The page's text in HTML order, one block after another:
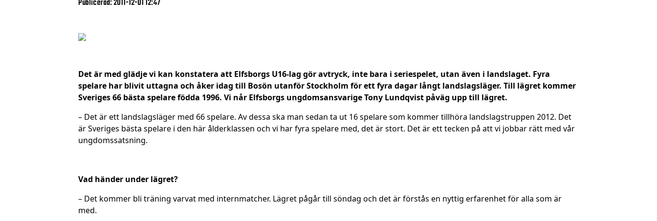
Publicerad: 2011-12-01 12:47
Det är med glädje vi kan konstatera att Elfsborgs U16-lag gör avtryck, inte bara i seriespelet, utan även i landslaget. Fyra
spelare har blivit uttagna och åker idag till Bosön utanför Stockholm för ett fyra dagar långt landslagsläger. Till lägret kommer
Sveriges 66 bästa spelare födda 1996. Vi når Elfsborgs ungdomsansvarige Tony Lundqvist påväg upp till lägret.
– Det är ett landslagsläger med 66 spelare. Av dessa ska man sedan ta ut 16 spelare som kommer tillhöra landslagstruppen 2012. Det
är Sveriges bästa spelare i den här ålderklassen och vi har fyra spelare med, det är stort. Det är ett tecken på att vi jobbar rätt med vår
ungdomssatsning.
Vad händer under lägret?
– Det kommer bli träning varvat med internmatcher. Lägret pågår till söndag och det är förstås en nyttig erfarenhet för alla som är
med.